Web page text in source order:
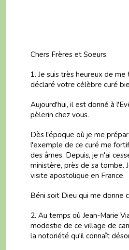
Chers Frères et Soeurs,
1. Je suis très heureux de
déclaré votre célèbre curé
Aujourd'hui, il est donné à
pèlerin chez vous.
Dès l'époque où je me
l'exemple de ce curé me
des âmes. Depuis, je n'ai
ministère, près de sa tombe.
visite apostolique en France.
Béni soit Dieu qui me donne
2. Au temps où Jean-Marie
modestie de ce village de
la notoriété qu'il connaît